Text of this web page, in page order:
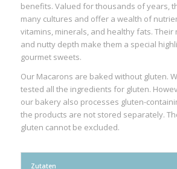
benefits. Valued for thousands of years,
many cultures and offer a wealth of
vitamins, minerals, and healthy fats.
and nutty depth make them a special
gourmet sweets.
Our Macarons are baked without gluten.
tested all the ingredients for gluten.
our bakery also processes gluten-
the products are not stored separately.
gluten cannot be excluded.
Zutaten